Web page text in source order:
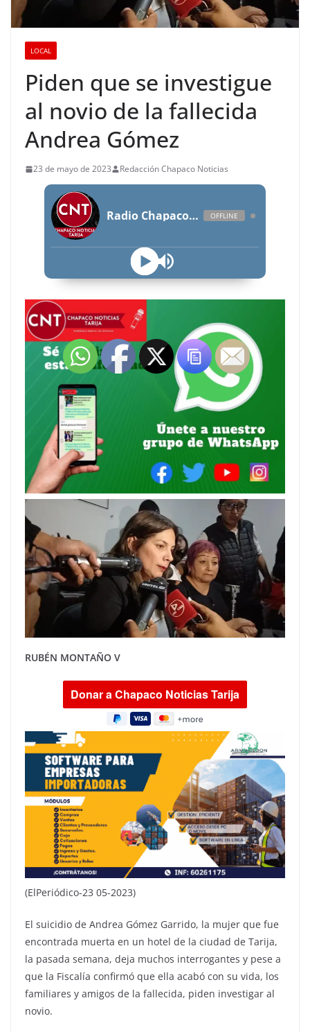
LOCAL
Piden que se investigue
al novio de la fallecida
Andrea Gómez
23 de mayo de 2023 Redacción Chapaco Noticias
Radio Chapaco Noticias Las 24 horas en vivo OFFLINE
RUBÉN MONTAÑO V
(ElPeriódico-23 05-2023)
El suicidio de Andrea Gómez Garrido, la mujer que fue
encontrada muerta en un hotel de la ciudad de Tarija,
la pasada semana, deja muchos interrogantes y pese a
que la Fiscalía confirmó que ella acabó con su vida, los
familiares y amigos de la fallecida, piden investigar al
novio.